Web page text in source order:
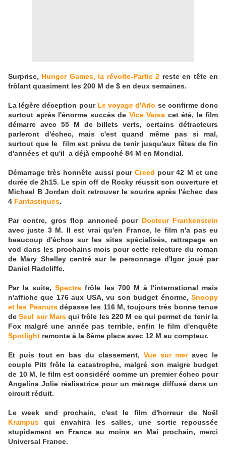
Surprise, Hunger Games, la révolte-Partie 2 reste en tête en
frôlant quasiment les 200 M de $ en deux semaines.
La légère déception pour Le voyage d'Arlo se confirme donc
surtout après l'énorme succès de Vice Versa cet été, le film
démarre avec 55 M de billets verts, certains détracteurs
parleront d'échec, mais c'est quand même pas si mal,
surtout que le film est prévu de tenir jusqu'aux fêtes de fin
d'années et qu'il a déjà empoché 84 M en Mondial.
Démarrage très honnête aussi pour Creed pour 42 M et une
durée de 2h15. Le spin off de Rocky réussit son ouverture et
Michael B Jordan doit retrouver le sourire après l'échec des
4 Fantastiques.
Par contre, gros flop annoncé pour Docteur Frankenstein
avec juste 3 M. Il est vrai qu'en France, le film n'a pas eu
beaucoup d'échos sur les sites spécialisés, rattrapage en
vod dans les prochains mois pour cette relecture du roman
de Mary Shelley centré sur le personnage d'Igor joué par
Daniel Radcliffe.
Par la suite,Spectre frôle les 700 M à l'international mais
n'affiche que 176 aux USA, vu son budget énorme, Snoopy
et les Peanutsdépasse les 116 M, toujours très bonne tenue
deSeul sur Marsqui frôle les 220 M ce qui permet de tenir la
Fox malgré une année pas terrible, enfin le film d'enquête
Spotlight remonte à la 8ème place avec 12 M au compteur.
Et puis tout en bas du classement, Vue sur meravec le
couple Pitt frôle la catastrophe, malgré son maigre budget
de 10 M, le film est considéré comme un premier échec pour
Angelina Jolie réalisatrice pour un métrage diffusé dans un
circuit réduit.
Le week end prochain, c'est le film d'horreur de Noël
Krampus qui envahira les salles, une sortie repoussée
stupidement en France au moins en Mai prochain, merci
Universal France.